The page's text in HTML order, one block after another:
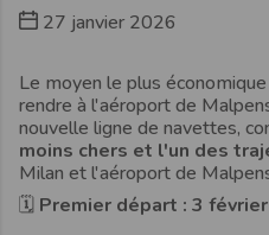
27 janvier 2026
Le moyen le plus
rendre à l'aéroport de
nouvelle ligne de navettes,
moins chers et l'un des
Milan et l'aéroport de
🗓 Premier départ : 3 février